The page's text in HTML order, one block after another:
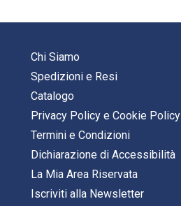
Chi Siamo
Spedizioni e Resi
Catalogo
Privacy Policy e Cookie Policy
Termini e Condizioni
Dichiarazione di Accessibilità
La Mia Area Riservata
Iscriviti alla Newsletter